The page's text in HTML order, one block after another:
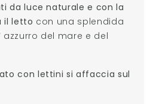
da luce naturale e con la
il letto con una splendida
azzurro del mare e del
con lettini si affaccia sul